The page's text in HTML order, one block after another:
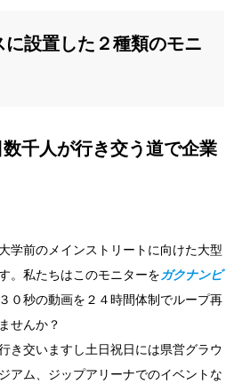
に設置した２種類のモニ
千人が行き交う道で企業
学前のメインストリートに向けた大型
。私たちはこのモニターを ガクナンビ
０秒の動画を２４時間体制でループ再
せんか？
き交いますし土日祝日には県営グラウ
アム、ジップアリーナでのイベントな